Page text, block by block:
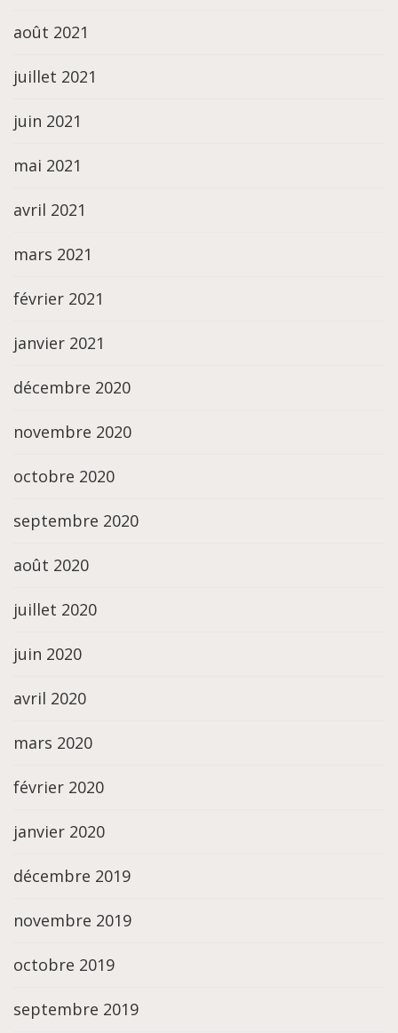
août 2021
juillet 2021
juin 2021
mai 2021
avril 2021
mars 2021
février 2021
janvier 2021
décembre 2020
novembre 2020
octobre 2020
septembre 2020
août 2020
juillet 2020
juin 2020
avril 2020
mars 2020
février 2020
janvier 2020
décembre 2019
novembre 2019
octobre 2019
septembre 2019